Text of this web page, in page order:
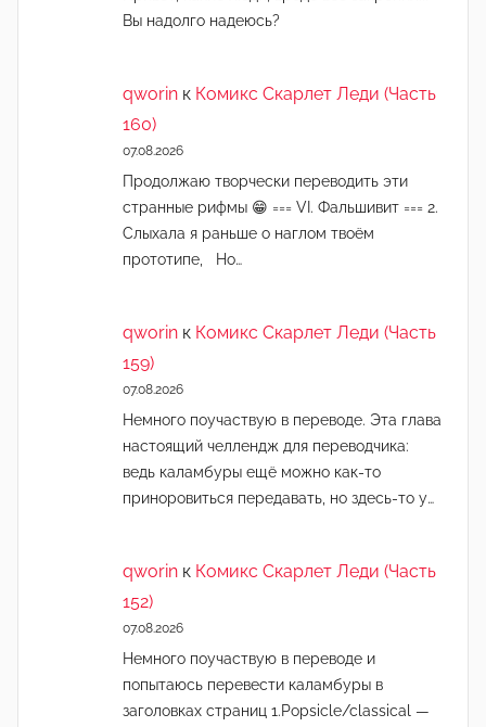
Вы надолго надеюсь?
qworin к Комикс Скарлет Леди (Часть
160)
07.08.2026
Продолжаю творчески переводить эти
странные рифмы 😁 === VI. Фальшивит === 2.
Слыхала я раньше о наглом твоём
прототипе, Но…
qworin к Комикс Скарлет Леди (Часть
159)
07.08.2026
Немного поучаствую в переводе. Эта глава
настоящий челлендж для переводчика:
ведь каламбуры ещё можно как-то
приноровиться передавать, но здесь-то у…
qworin к Комикс Скарлет Леди (Часть
152)
07.08.2026
Немного поучаствую в переводе и
попытаюсь перевести каламбуры в
заголовках страниц 1.Popsicle/classical —